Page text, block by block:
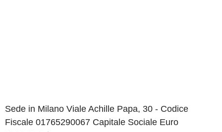
Sede in Milano Viale Achille Papa, 30 - Codice
Fiscale 01765290067 Capitale Sociale Euro